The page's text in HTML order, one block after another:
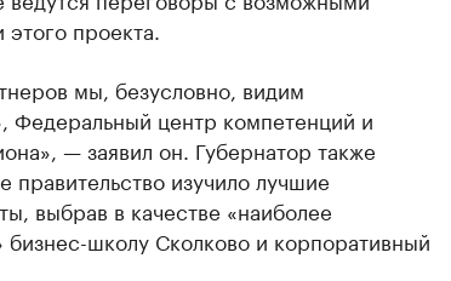
проекта.
мы, безусловно, видим
Федеральный центр компетенций и
— заявил он. Губернатор также
правительство изучило лучшие
выбрав в качестве «наиболее
школу Сколково и корпоративный